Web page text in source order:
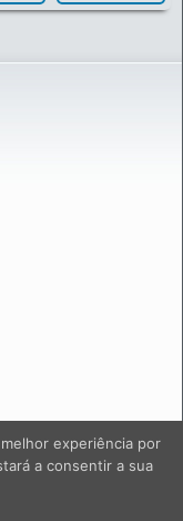
experiência por
a consentir a sua